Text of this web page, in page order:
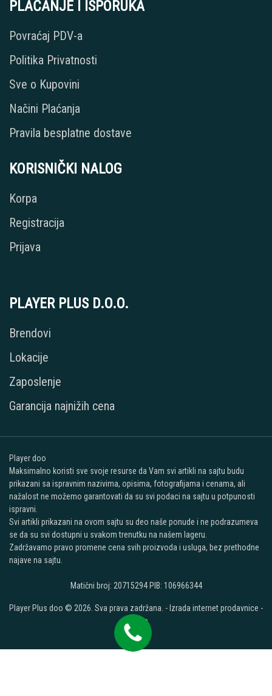
PLAĆANJE I ISPORUKA
Povraćaj PDV-a
Politika Privatnosti
Sve o Kupovini
Načini Plaćanja
Pravila besplatne dostave
KORISNIČKI NALOG
Korpa
Registracija
Prijava
PLAYER PLUS D.O.O.
Brendovi
Lokacije
Zaposlenje
Garancija najnižih cena
Player doo
Maksimalno koristi sve svoje resurse da Vam svi artikli na sajtu budu
prikazani sa ispravnim nazivima, opisima, fotografijama i cenama, ali
nažalost ne možemo garantovati da su svi podaci na sajtu u potpunosti
ispravni.
Svi artikli prikazani na ovom sajtu su deo naše ponude i ne podrazumeva
se da su svi dostupni u svakom trenutku na našem lageru.
Zadržavamo pravo promene cena svih proizvoda i usluga, bez prethodne
najave na sajtu.
Matični broj: 20715294 PIB: 106966344
Player Plus doo © 2026. Sva prava zadržana. - Izrada internet prodavnice -
Selltico.